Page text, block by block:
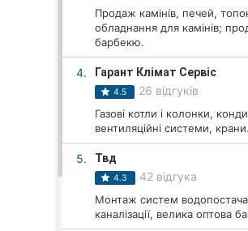
Тернопіль
Продаж камінів, печей,
обладнання для камінів;
барбекю.
4. Гарант Клімат Сервіс
4.5 26 відгуків
Газові котли і колонки,
вентиляційні системи, крани.
5. Твд
4.3 42 відгука
Монтаж систем
каналізації, велика оптова